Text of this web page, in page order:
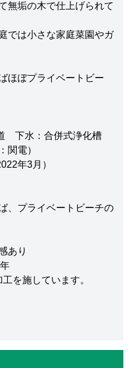
無垢の木で仕上げられて
では小さな家庭菜園やガ
ほぼプライベートビー
下水：合併式浄化槽
関電）
年3月）
、プライベートビーチの
あり
を施しています。